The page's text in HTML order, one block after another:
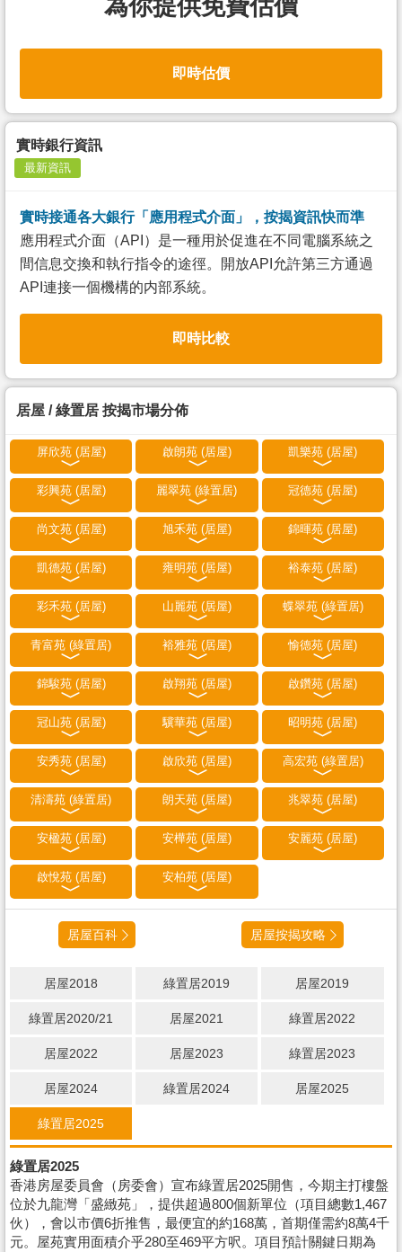
為你提供免費估價
即時估價
實時銀行資訊
最新資訊
實時接通各大銀行「應用程式介面」，按揭資訊快而準
應用程式介面（API）是一種用於促進在不同電腦系統之
間信息交換和執行指令的途徑。開放API允許第三方通過
API連接一個機構的内部系統。
即時比較
居屋 / 綠置居 按揭市場分佈
屏欣苑 (居屋) 啟朗苑 (居屋) 凱樂苑 (居屋)
彩興苑 (居屋) 麗翠苑 (綠置居) 冠德苑 (居屋)
尚文苑 (居屋) 旭禾苑 (居屋) 錦暉苑 (居屋)
凱德苑 (居屋) 雍明苑 (居屋) 裕泰苑 (居屋)
彩禾苑 (居屋) 山麗苑 (居屋) 蝶翠苑 (綠置居)
青富苑 (綠置居) 裕雅苑 (居屋) 愉德苑 (居屋)
錦駿苑 (居屋) 啟翔苑 (居屋) 啟鑽苑 (居屋)
冠山苑 (居屋) 驥華苑 (居屋) 昭明苑 (居屋)
安秀苑 (居屋) 啟欣苑 (居屋) 高宏苑 (綠置居)
清濤苑 (綠置居) 朗天苑 (居屋) 兆翠苑 (居屋)
安楹苑 (居屋) 安樺苑 (居屋) 安麗苑 (居屋)
啟悅苑 (居屋) 安柏苑 (居屋)
居屋百科 居屋按揭攻略
居屋2018 綠置居2019 居屋2019
綠置居2020/21 居屋2021 綠置居2022
居屋2022 居屋2023 綠置居2023
居屋2024 綠置居2024 居屋2025
綠置居2025
綠置居2025
香港房屋委員會（房委會）宣布綠置居2025開售，今期主打樓盤
位於九龍灣「盛緻苑」，提供超過800個新單位（項目總數1,467
伙），會以市價6折推售，最便宜的約168萬，首期僅需約8萬4千
元。屋苑實用面積介乎280至469平方呎。項目預計關鍵日期為